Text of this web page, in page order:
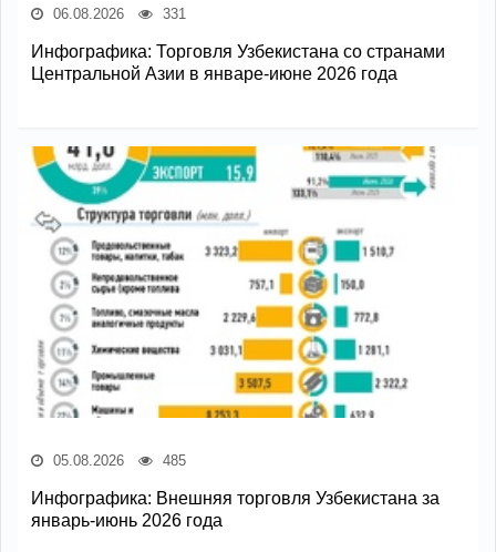
06.08.2026 331
Инфографика: Торговля Узбекистана со странами
Центральной Азии в январе-июне 2026 года
05.08.2026 485
Инфографика: Внешняя торговля Узбекистана за
январь-июнь 2026 года